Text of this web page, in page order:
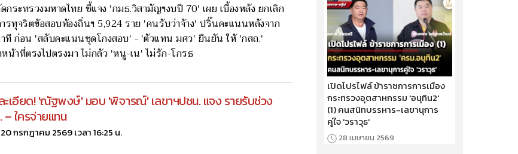
ระทรวงมหาดไทย ชี้แจง 'กมธ.วิสามัญฯงบปี 70' เผย เบื้องหลัง ยกเลิก
รทุจริตข้อสอบท้องถิ่นฯ 5,924 ราย 'คนรับว่าจ้าง' ปริ๊นคะแนนหลังจาก
ที ก่อน 'สลับคะแนนชุดโกงสอบ' - 'ตัวแทน มศว' ยืนยัน ให้ 'กสถ.'
น้าที่ตรงไปตรงมา ไม่กลัว 'หนู-เน' ไม่รัก-โกรธ
ะเอียด! 'ณัฐพงษ์' มอบ 'พิจารณ์' เลขาฯปชน. แจง รายรับช่วง
ใครจ่ายแทน
กรกฎาคม 2569 เวลา 16:25 น.
เปิดโปรไฟล์ ข้าราชการการเมือง
กระทรวงอุตสาหกรรม 'อนุทิน2'
(1) คนสนิทบรรหาร-เลขานุการ
คู่ใจ 'วราวุธ'
28 เมษายน 2569